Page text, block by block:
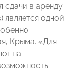
сдачи в аренду
одной
Крыма. «Для
на